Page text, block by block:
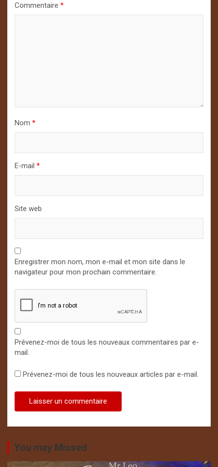
Commentaire *
Nom *
E-mail *
Site web
Enregistrer mon nom, mon e-mail et mon site dans le
navigateur pour mon prochain commentaire.
Prévenez-moi de tous les nouveaux commentaires par e-
mail.
Prévenez-moi de tous les nouveaux articles par e-mail.
You may Missed